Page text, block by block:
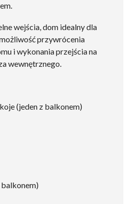
wejścia, dom idealny dla
przywrócenia
i wykonania przejścia na
wewnętrznego.
(jeden z balkonem)